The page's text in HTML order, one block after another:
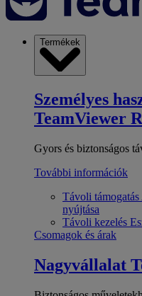
Termékek
Személyes
TeamViewer
Gyors és biztonságos
További információk
Távoli támogatás
nyújtása
Távoli kezelés
Csomagok és árak
Nagyvállalat